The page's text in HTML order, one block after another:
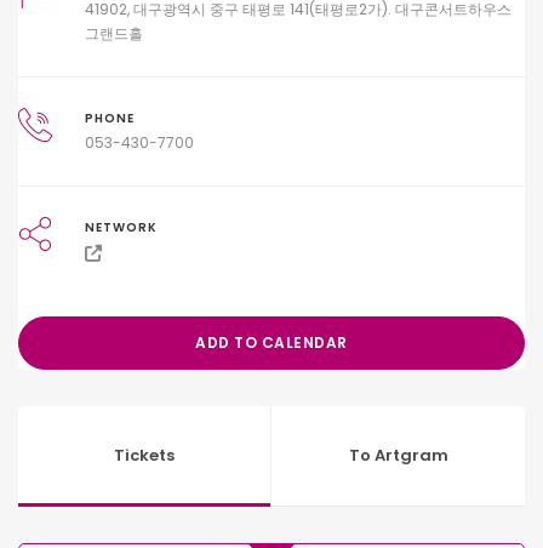
41902, 대구광역시 중구 태평로 141(태평로2가). 대구콘서트하우스
그랜드홀
PHONE
053-430-7700
NETWORK
ADD TO CALENDAR
Tickets To Artgram